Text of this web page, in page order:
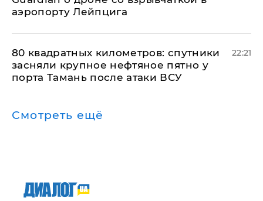
аэропорту Лейпцига
80 квадратных километров: спутники
засняли крупное нефтяное пятно у
порта Тамань после атаки ВСУ
22:21
Смотреть ещё